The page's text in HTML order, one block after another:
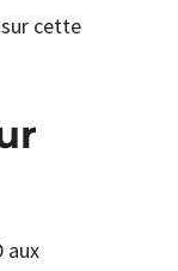
cette
aux